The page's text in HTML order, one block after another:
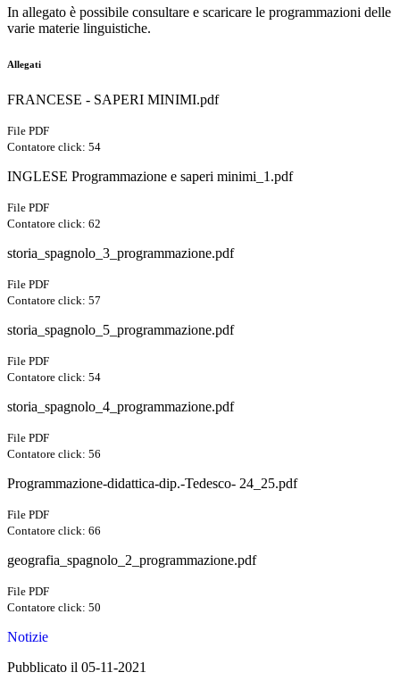
In allegato è possibile consultare e scaricare le programmazioni delle
varie materie linguistiche.
Allegati
FRANCESE - SAPERI MINIMI.pdf
File PDF
Contatore click: 54
INGLESE Programmazione e saperi minimi_1.pdf
File PDF
Contatore click: 62
storia_spagnolo_3_programmazione.pdf
File PDF
Contatore click: 57
storia_spagnolo_5_programmazione.pdf
File PDF
Contatore click: 54
storia_spagnolo_4_programmazione.pdf
File PDF
Contatore click: 56
Programmazione-didattica-dip.-Tedesco- 24_25.pdf
File PDF
Contatore click: 66
geografia_spagnolo_2_programmazione.pdf
File PDF
Contatore click: 50
Notizie
Pubblicato il 05-11-2021